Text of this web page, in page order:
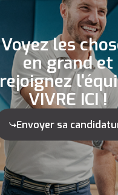
Voyez les
en grand et
rejoignez
VIVRE ICI !
Envoyer sa